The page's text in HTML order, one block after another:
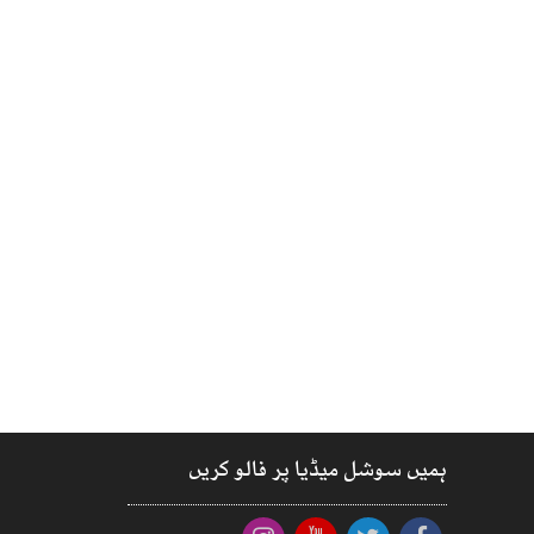
ہمیں سوشل میڈیا پر فالو کریں